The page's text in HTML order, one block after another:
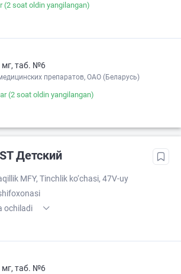
(2 soat oldin yangilangan)
мг, таб. №6
препаратов, ОАО (Беларусь)
(2 soat oldin yangilangan)
Детский
MFY, Tinchlik ko‘chasi, 47V-uy
ochiladi
XX
мг, таб. №6